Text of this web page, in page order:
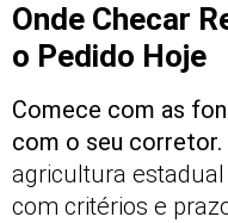
Onde Checar
o Pedido Hoje
Comece com as
com o seu corretor.
agricultura
com critérios e